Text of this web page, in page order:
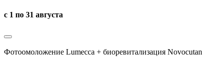
с 1 по 31 августа
Фотоомоложение Lumecca + биоревитализация Novocutan